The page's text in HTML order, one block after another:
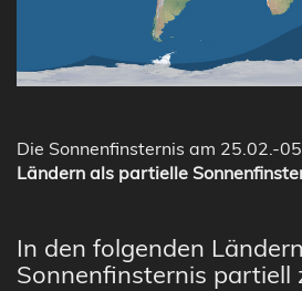
Die Sonnenfinsternis am 25.02.-
Ländern als partielle
In den folgenden
Sonnenfinsternis partiell